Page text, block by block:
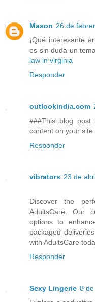
Mason 26 de
¡Qué interesante
es sin duda un
law in virginia
Responder
outlookindia.com
###This blog post
content on your
Responder
vibrators 23 de
Discover the
AdultsCare. Our
options to
packaged
with AdultsCare
Responder
Sexy Lingerie 8